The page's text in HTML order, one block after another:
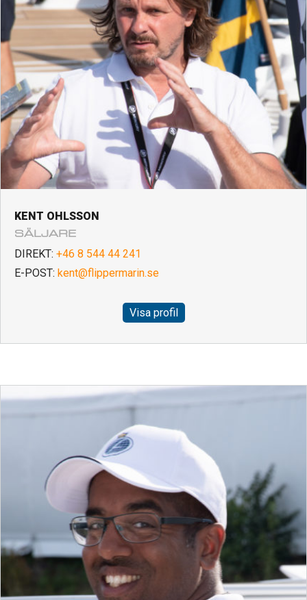
KENT OHLSSON
SÄLJARE
DIREKT: +46 8 544 44 241
E-POST: kent@flippermarin.se
Visa profil